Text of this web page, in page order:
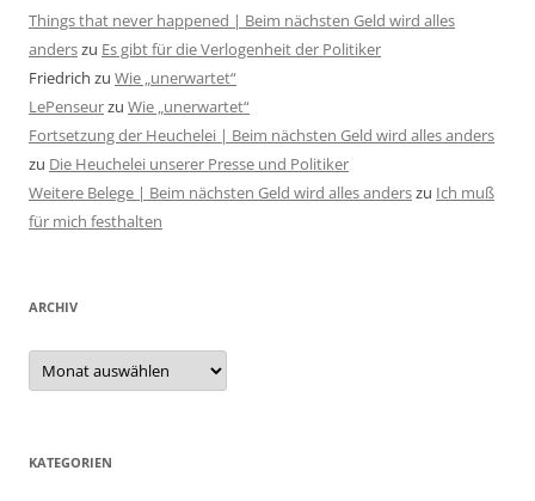
Things that never happened | Beim nächsten Geld wird alles
anderszu Es gibt für die Verlogenheit der Politiker
Friedrich zu Wie „unerwartet“
LePenseurzu Wie „unerwartet“
Fortsetzung der Heuchelei | Beim nächsten Geld wird alles anders
zu Die Heuchelei unserer Presse und Politiker
Weitere Belege | Beim nächsten Geld wird alles anderszu Ich muß
für mich festhalten
ARCHIV
Archiv
KATEGORIEN